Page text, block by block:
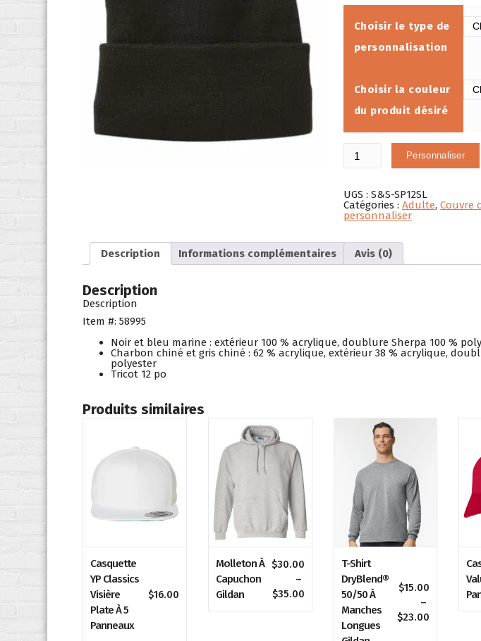
Choisir le type de
personnalisation
Choisir la couleur
du produit désiré
12"
doublés
de
Sherpa
Personnaliser
UGS : S&S-SP12SL
Catégories : Adulte, Couvre
personnaliser
Description Informations complémentaires Avis (0)
Description
Description
Item #: 58995
Noir et bleu marine : extérieur 100 % acrylique, doublure Sherpa 100 %
Charbon chiné et gris chiné : 62 % acrylique, extérieur 38 % acrylique,
polyester
Tricot 12 po
Produits similaires
Casquette
YP Classics
Visière
Plate À 5
Panneaux
$16.00
Molleton À
Capuchon
Gildan
$30.00
–
$35.00Plage
T-Shirt
DryBlend®
50/50 À
Manches
Longues
$15.00
–
$23.00